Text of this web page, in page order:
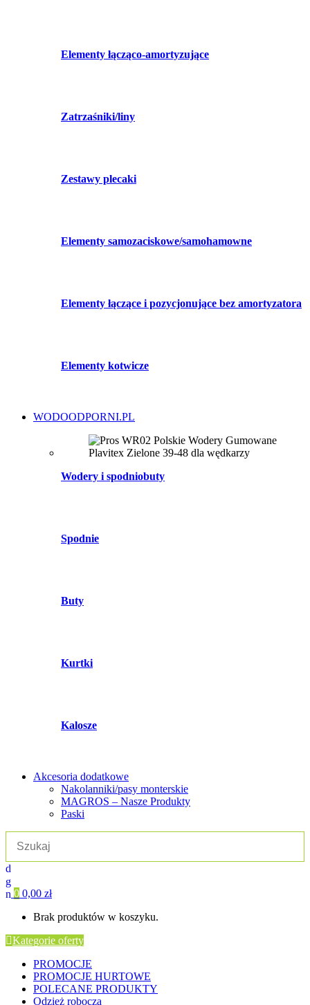
Elementy łącząco-amortyzujące
Zatrzaśniki/liny
Zestawy plecaki
Elementy samozaciskowe/samohamowne
Elementy łączące i pozycjonujące bez amortyzatora
Elementy kotwicze
WODOODPORNI.PL
Wodery i spodniobuty
Spodnie
Buty
Kurtki
Kalosze
Akcesoria dodatkowe
Nakolanniki/pasy monterskie
MAGROS – Nasze Produkty
Paski
0 0,00 zł
Brak produktów w koszyku.
Kategorie oferty
PROMOCJE
PROMOCJE HURTOWE
POLECANE PRODUKTY
Odzież robocza